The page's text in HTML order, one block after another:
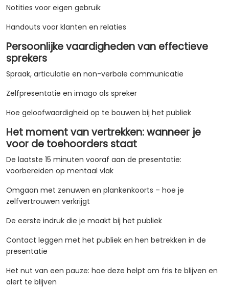
Notities voor eigen gebruik
Handouts voor klanten en relaties
Persoonlijke vaardigheden van effectieve
sprekers
Spraak, articulatie en non-verbale communicatie
Zelfpresentatie en imago als spreker
Hoe geloofwaardigheid op te bouwen bij het publiek
Het moment van vertrekken: wanneer je
voor de toehoorders staat
De laatste 15 minuten vooraf aan de presentatie:
voorbereiden op mentaal vlak
Omgaan met zenuwen en plankenkoorts – hoe je
zelfvertrouwen verkrijgt
De eerste indruk die je maakt bij het publiek
Contact leggen met het publiek en hen betrekken in de
presentatie
Het nut van een pauze: hoe deze helpt om fris te blijven en
alert te blijven